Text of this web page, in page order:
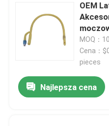
Poprosić o wycenę
Medyczna guma
Gumowy korek medyczny
OEM
MOQ：
Cena：
pieces
Najlepsza cena